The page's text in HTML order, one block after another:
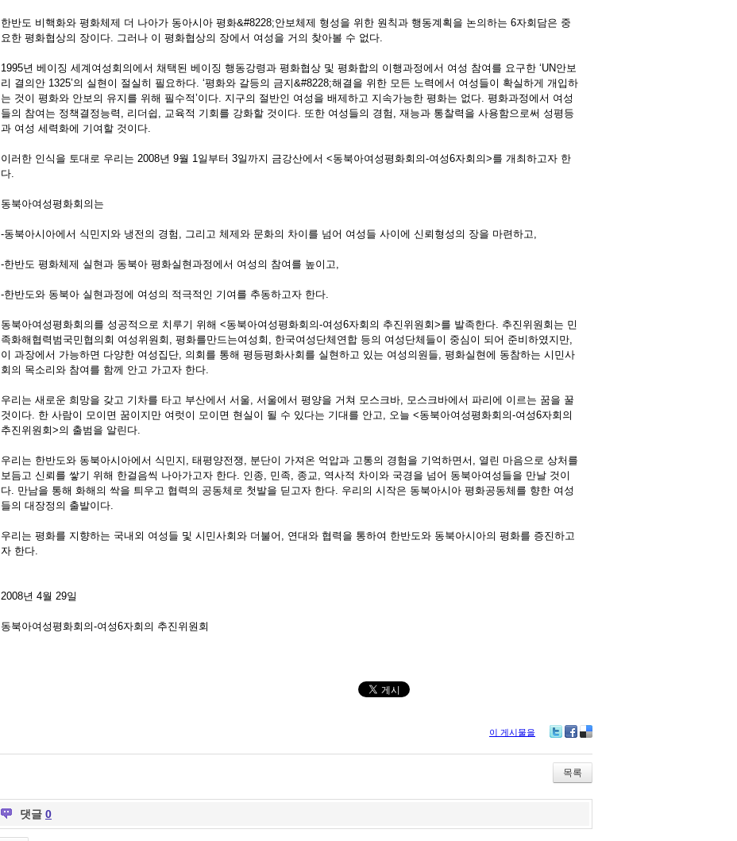
한반도 비핵화와 평화체제 더 나아가 동아시아 평화&#8228;안보체제 형성을 위한 원칙과 행동계획을 논의하는 6자회담은 중
요한 평화협상의 장이다. 그러나 이 평화협상의 장에서 여성을 거의 찾아볼 수 없다.
1995년 베이징 세계여성회의에서 채택된 베이징 행동강령과 평화협상 및 평화합의 이행과정에서 여성 참여를 요구한 ‘UN안보
리 결의안 1325’의 실현이 절실히 필요하다. ‘평화와 갈등의 금지&#8228;해결을 위한 모든 노력에서 여성들이 확실하게 개입하
는 것이 평화와 안보의 유지를 위해 필수적’이다. 지구의 절반인 여성을 배제하고 지속가능한 평화는 없다. 평화과정에서 여성
들의 참여는 정책결정능력, 리더쉽, 교육적 기회를 강화할 것이다. 또한 여성들의 경험, 재능과 통찰력을 사용함으로써 성평등
과 여성 세력화에 기여할 것이다.
이러한 인식을 토대로 우리는 2008년 9월 1일부터 3일까지 금강산에서 <동북아여성평화회의-여성6자회의>를 개최하고자 한
다.
동북아여성평화회의는
-동북아시아에서 식민지와 냉전의 경험, 그리고 체제와 문화의 차이를 넘어 여성들 사이에 신뢰형성의 장을 마련하고,
-한반도 평화체제 실현과 동북아 평화실현과정에서 여성의 참여를 높이고,
-한반도와 동북아 실현과정에 여성의 적극적인 기여를 추동하고자 한다.
동북아여성평화회의를 성공적으로 치루기 위해 <동북아여성평화회의-여성6자회의 추진위원회>를 발족한다. 추진위원회는 민
족화해협력범국민협의회 여성위원회, 평화를만드는여성회, 한국여성단체연합 등의 여성단체들이 중심이 되어 준비하였지만,
이 과장에서 가능하면 다양한 여성집단, 의회를 통해 평등평화사회를 실현하고 있는 여성의원들, 평화실현에 동참하는 시민사
회의 목소리와 참여를 함께 안고 가고자 한다.
우리는 새로운 희망을 갖고 기차를 타고 부산에서 서울, 서울에서 평양을 거쳐 모스크바, 모스크바에서 파리에 이르는 꿈을 꿀
것이다. 한 사람이 모이면 꿈이지만 여럿이 모이면 현실이 될 수 있다는 기대를 안고, 오늘 <동북아여성평화회의-여성6자회의
추진위원회>의 출범을 알린다.
우리는 한반도와 동북아시아에서 식민지, 태평양전쟁, 분단이 가져온 억압과 고통의 경험을 기억하면서, 열린 마음으로 상처를
보듬고 신뢰를 쌓기 위해 한걸음씩 나아가고자 한다. 인종, 민족, 종교, 역사적 차이와 국경을 넘어 동북아여성들을 만날 것이
다. 만남을 통해 화해의 싹을 틔우고 협력의 공동체로 첫발을 딛고자 한다. 우리의 시작은 동북아시아 평화공동체를 향한 여성
들의 대장정의 출발이다.
우리는 평화를 지향하는 국내외 여성들 및 시민사회와 더불어, 연대와 협력을 통하여 한반도와 동북아시아의 평화를 증진하고
자 한다.
2008년 4월 29일
동북아여성평화회의-여성6자회의 추진위원회
이 게시물을
itte ce
bo
ok
lici
ou
s
목록
댓글 0